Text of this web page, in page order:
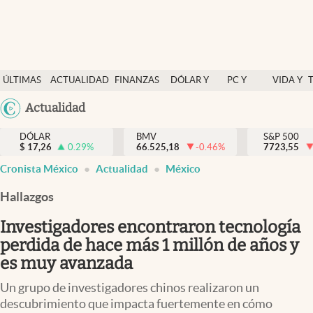
ÚLTIMAS
NOTICIAS
ACTUALIDAD
FINANZAS
DÓLAR Y
PC Y
VIDA Y
México
Actualidad
Actualidad
Finanzas y economía
Dólar y mercados
Pc y celular
Vida y estilo
Tv
DÓLAR
$ 17,26 0.29%
BMV
66.525,18
-0.46%
S&P 500
7723,55
Cronista México Actualidad México
Hallazgos
Investigadores encontraron tecnología
perdida de hace más 1 millón de años y
es muy avanzada
Un grupo de investigadores chinos realizaron un
descubrimiento que impacta fuertemente en cómo